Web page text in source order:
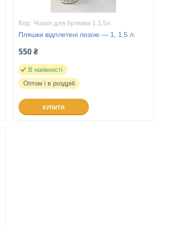
Чохол для бутилки 1,1,5л.
Пляшки відплетені лозою — 1, 1,5 л.
550 ₴
В наявності
Оптом і в роздріб
КУПИТИ